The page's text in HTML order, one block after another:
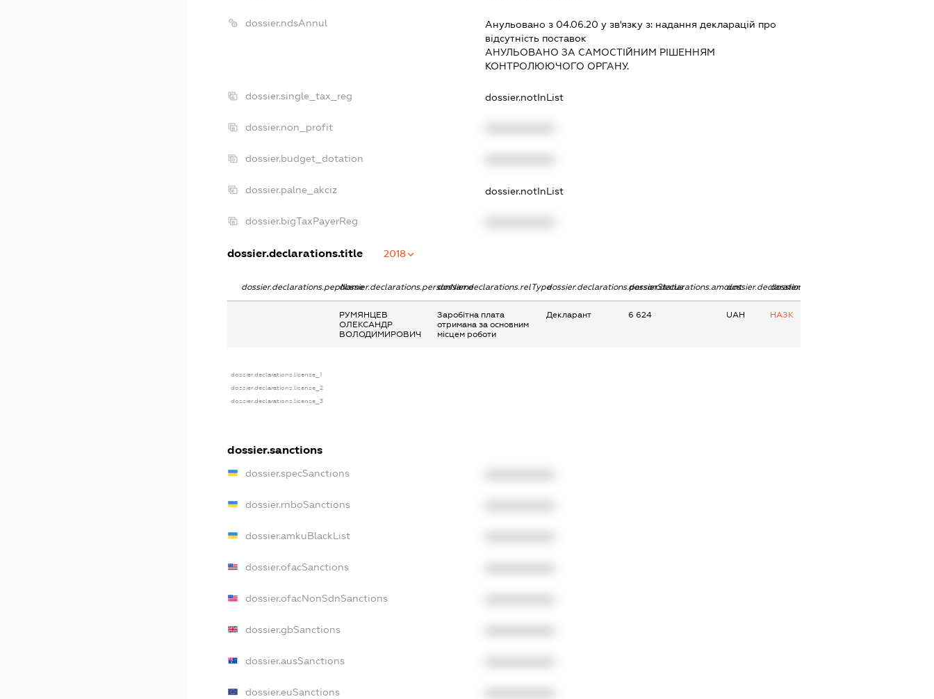
dossier.ndsAnnul Анульовано з 04.06.20 у зв'язку з: надання декларацiй про
вiдсутнiсть поставок
АНУЛЬОВАНО ЗА САМОСТIЙНИМ РIШЕННЯМ
КОНТРОЛЮЮЧОГО ОРГАНУ.
dossier.single_tax_reg dossier.notInList
dossier.non_profit
dossier.budget_dotation
dossier.palne_akciz dossier.notInList
dossier.bigTaxPayerReg
dossier.declarations.title 2018
dossier.declarations.pepNamedossier.declarations.personNamedossier.declarations.relTypedossier.declarations.personStatusdossier.declarations.amountdossier.declarations.currency
dossier.declarations.source
РУМЯНЦЕВ
ОЛЕКСАНДР
ВОЛОДИМИРОВИЧ
Заробітна плата
отримана за основним
місцем роботи
Декларант 6 624 UAH НАЗК
dossier.declarations.license_1
dossier.declarations.license_2
dossier.declarations.license_3
dossier.sanctions
dossier.specSanctions
dossier.rnboSanctions
dossier.amkuBlackList
dossier.ofacSanctions
dossier.ofacNonSdnSanctions
dossier.gbSanctions
dossier.ausSanctions
dossier.euSanctions